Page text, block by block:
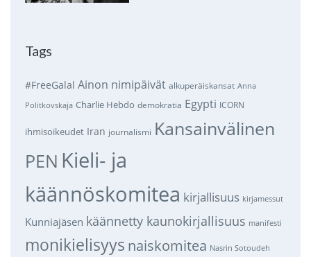
Tags
#FreeGalal Ainon nimipäivät alkuperäiskansat Anna
Politkovskaja Charlie Hebdo demokratia Egypti ICORN
ihmisoikeudet Iran journalismi Kansainvälinen
PEN Kieli- ja
käännöskomitea kirjallisuus kirjamessut
Kunniajäsen käännetty kaunokirjallisuus manifesti
monikielisyys naiskomitea Nasrin Sotoudeh